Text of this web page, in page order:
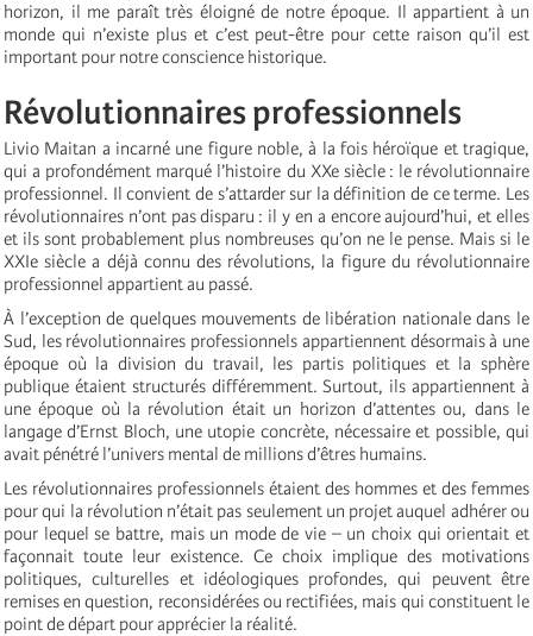
horizon, il me paraît très éloigné de notre époque. Il appartient à un
monde qui n’existe plus et c’est peut-être pour cette raison qu’il est
important pour notre conscience historique.
Révolutionnaires professionnels
Livio Maitan a incarné une figure noble, à la fois héroïque et tragique,
qui a profondément marqué l’histoire du XXe siècle : le révolutionnaire
professionnel. Il convient de s’attarder sur la définition de ce terme. Les
révolutionnaires n’ont pas disparu : il y en a encore aujourd’hui, et elles
et ils sont probablement plus nombreuses qu’on ne le pense. Mais si le
XXIe siècle a déjà connu des révolutions, la figure du révolutionnaire
professionnel appartient au passé.
À l’exception de quelques mouvements de libération nationale dans le
Sud, les révolutionnaires professionnels appartiennent désormais à une
époque où la division du travail, les partis politiques et la sphère
publique étaient structurés différemment. Surtout, ils appartiennent à
une époque où la révolution était un horizon d’attentes ou, dans le
langage d’Ernst Bloch, une utopie concrète, nécessaire et possible, qui
avait pénétré l’univers mental de millions d’êtres humains.
Les révolutionnaires professionnels étaient des hommes et des femmes
pour qui la révolution n’était pas seulement un projet auquel adhérer ou
pour lequel se battre, mais un mode de vie – un choix qui orientait et
façonnait toute leur existence. Ce choix implique des motivations
politiques, culturelles et idéologiques profondes, qui peuvent être
remises en question, reconsidérées ou rectifiées, mais qui constituent le
point de départ pour apprécier la réalité.